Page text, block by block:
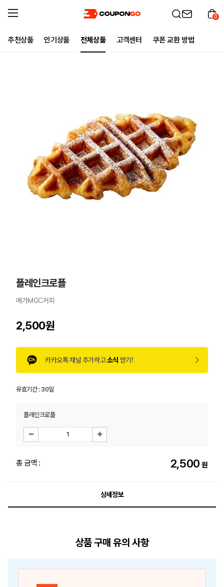
추천상품 인기상품 전체상품 고객센터 쿠폰 교환 방법
0
플레인크로플
메가MGC커피
2,500원
카카오톡 채널 추가하고소식 받기!
유효기간 :30일
플레인크로플
총 금액 : 2,500 원
상세정보
상품 구매 유의 사항